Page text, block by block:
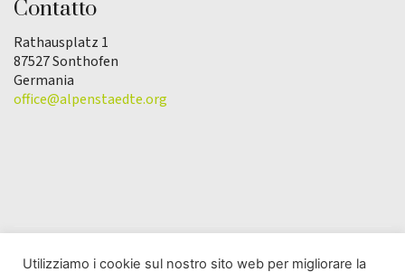
Contatto
Rathausplatz 1
87527 Sonthofen
Germania
office@alpenstaedte.org
Utilizziamo i cookie sul nostro sito web per migliorare la